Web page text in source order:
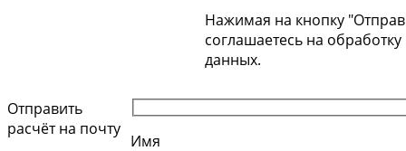
Нажимая на кнопку
соглашаетесь на
данных.
Отправить
расчёт на почту
Имя